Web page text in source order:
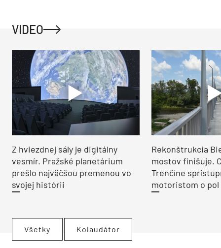
VIDEO
Z hviezdnej sály je digitálny
vesmír. Pražské planetárium
prešlo najväčšou premenou vo
svojej histórii
Rekonštrukcia
mostov finišuje.
Trenčíne
motoristom o pol
Všetky Kolaudátor